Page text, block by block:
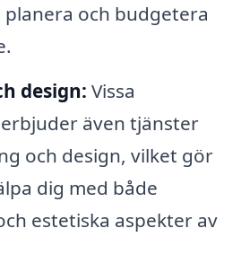
och budgetera
design: Vissa
även tjänster
och design, vilket gör
dig med både
estetiska aspekter av